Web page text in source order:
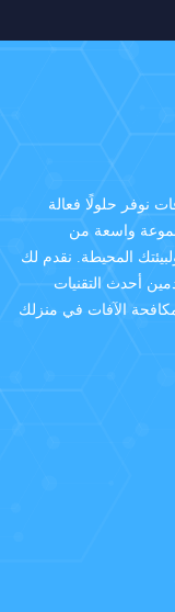
نوفر حلولًا فعالة
واسعة من
المحيطة. نقدم لك
أحدث التقنيات
الآفات في منزلك